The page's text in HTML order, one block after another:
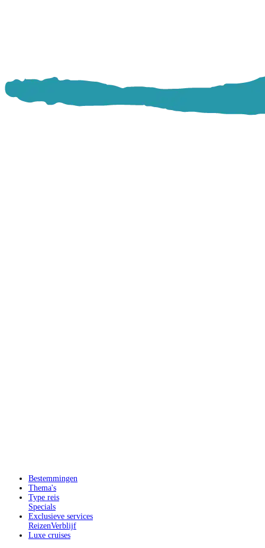
Bestemmingen
Thema's
Type reis
Specials
Exclusieve services
ReizenVerblijf
Luxe cruises